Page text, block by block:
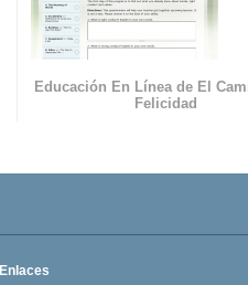
Educación En Línea de El
Felicidad
Enlaces